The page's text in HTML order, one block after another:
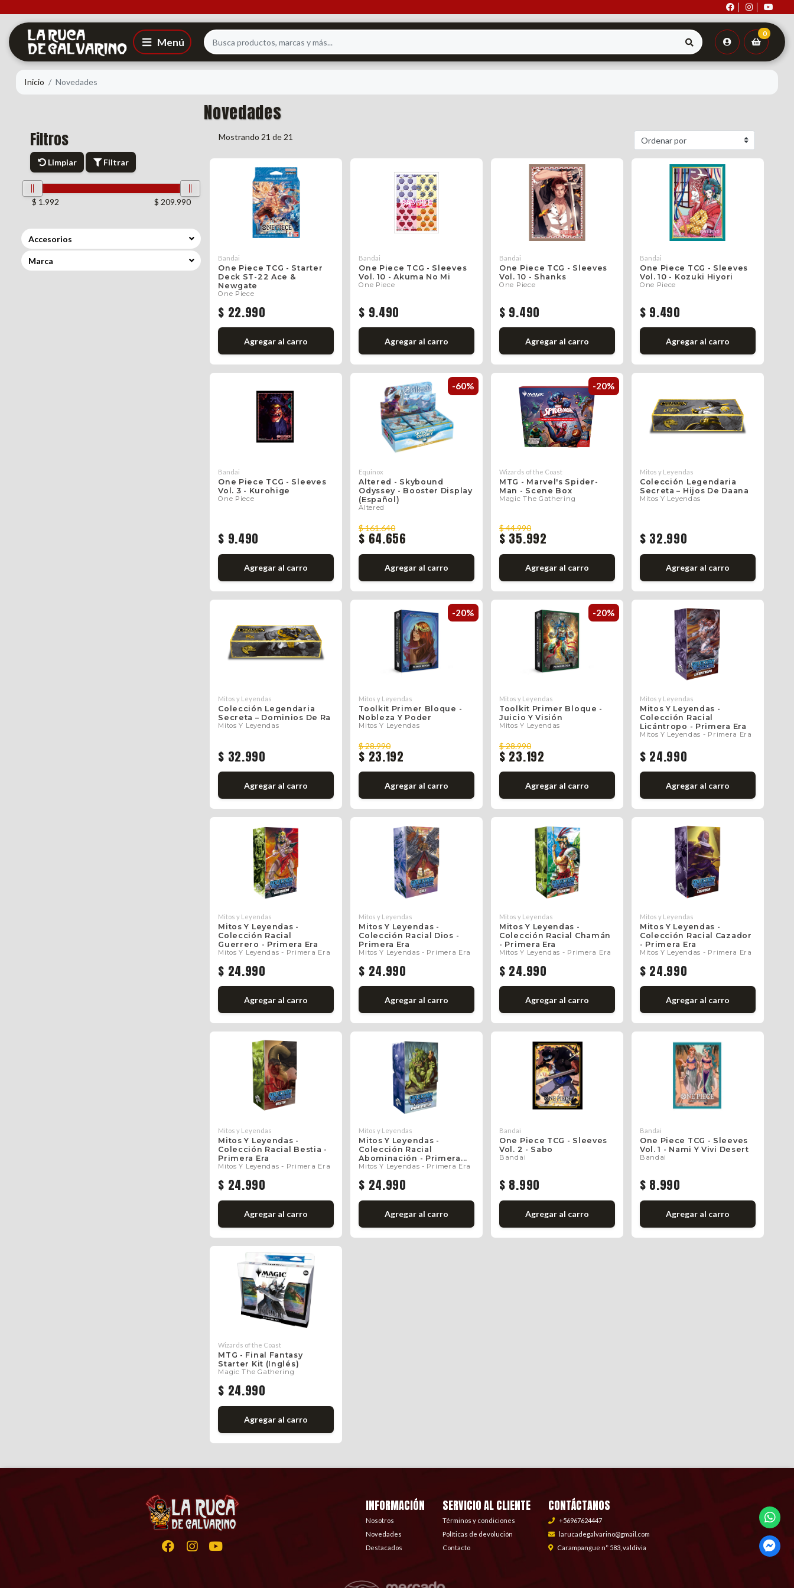
0
Inicio Novedades
Novedades
Filtros
Limpiar Filtrar
$ 1.992 $ 209.990
Accesorios
Marca
Mostrando 21 de 21
Bandai
One Piece TCG - Starter
Deck ST-22 Ace &
Newgate
One Piece
$ 22.990
Agregar al carro
Bandai
One Piece TCG - Sleeves
Vol. 10 - Akuma No Mi
One Piece
$ 9.490
Agregar al carro
Bandai
One Piece TCG - Sleeves
Vol. 10 - Shanks
One Piece
$ 9.490
Agregar al carro
Bandai
One Piece TCG - Sleeves
Vol. 10 - Kozuki Hiyori
One Piece
$ 9.490
Agregar al carro
Bandai
One Piece TCG - Sleeves
Vol. 3 - Kurohige
One Piece
$ 9.490
Agregar al carro
-60%
Equinox
Altered - Skybound
Odyssey - Booster Display
(Español)
Altered
$ 161.640
$ 64.656
Agregar al carro
-20%
Wizards of the Coast
MTG - Marvel's Spider-
Man - Scene Box
Magic The Gathering
$ 44.990
$ 35.992
Agregar al carro
Mitos y Leyendas
Colección Legendaria
Secreta – Hijos De Daana
Mitos Y Leyendas
$ 32.990
Agregar al carro
Mitos y Leyendas
Colección Legendaria
Secreta – Dominios De Ra
Mitos Y Leyendas
$ 32.990
Agregar al carro
-20%
Mitos y Leyendas
Toolkit Primer Bloque -
Nobleza Y Poder
Mitos Y Leyendas
$ 28.990
$ 23.192
Agregar al carro
-20%
Mitos y Leyendas
Toolkit Primer Bloque -
Juicio Y Visión
Mitos Y Leyendas
$ 28.990
$ 23.192
Agregar al carro
Mitos y Leyendas
Mitos Y Leyendas -
Colección Racial
Licántropo - Primera Era
Mitos Y Leyendas - Primera Era
$ 24.990
Agregar al carro
Mitos y Leyendas
Mitos Y Leyendas -
Colección Racial
Guerrero - Primera Era
Mitos Y Leyendas - Primera Era
$ 24.990
Agregar al carro
Mitos y Leyendas
Mitos Y Leyendas -
Colección Racial Dios -
Primera Era
Mitos Y Leyendas - Primera Era
$ 24.990
Agregar al carro
Mitos y Leyendas
Mitos Y Leyendas -
Colección Racial Chamán
- Primera Era
Mitos Y Leyendas - Primera Era
$ 24.990
Agregar al carro
Mitos y Leyendas
Mitos Y Leyendas -
Colección Racial Cazador
- Primera Era
Mitos Y Leyendas - Primera Era
$ 24.990
Agregar al carro
Mitos y Leyendas
Mitos Y Leyendas -
Colección Racial Bestia -
Primera Era
Mitos Y Leyendas - Primera Era
$ 24.990
Agregar al carro
Mitos y Leyendas
Mitos Y Leyendas -
Colección Racial
Abominación - Primera...
Mitos Y Leyendas - Primera Era
$ 24.990
Agregar al carro
Bandai
One Piece TCG - Sleeves
Vol. 2 - Sabo
Bandai
$ 8.990
Agregar al carro
Bandai
One Piece TCG - Sleeves
Vol. 1 - Nami Y Vivi Desert
Bandai
$ 8.990
Agregar al carro
Wizards of the Coast
MTG - Final Fantasy
Starter Kit (Inglés)
Magic The Gathering
$ 24.990
Agregar al carro
INFORMACIÓN
Nosotros
Novedades
Destacados
SERVICIO AL CLIENTE
Términos y condiciones
Políticas de devolución
Contacto
CONTÁCTANOS
+56967624447
larucadegalvarino@gmail.com
Carampangue n° 583, valdivia